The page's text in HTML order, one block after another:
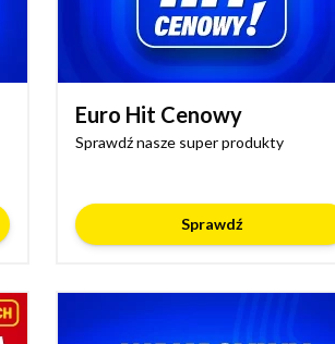
Euro Hit Cenowy
Sprawdź nasze super produkty
Sprawdź